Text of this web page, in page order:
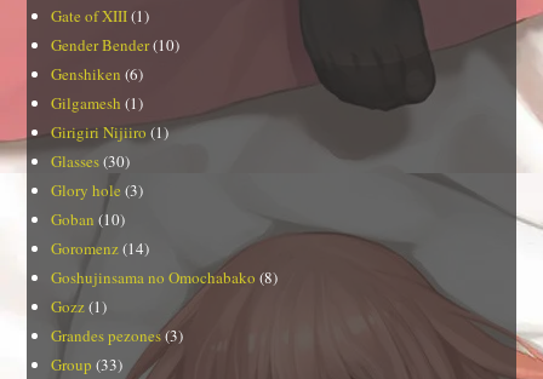
Gate of XIII(1)
Gender Bender(10)
Genshiken (6)
Gilgamesh (1)
Girigiri Nijiiro (1)
Glasses(30)
Glory hole (3)
Goban (10)
Goromenz(14)
Goshujinsama no Omochabako (8)
Gozz(1)
Grandes pezones(3)
Group (33)